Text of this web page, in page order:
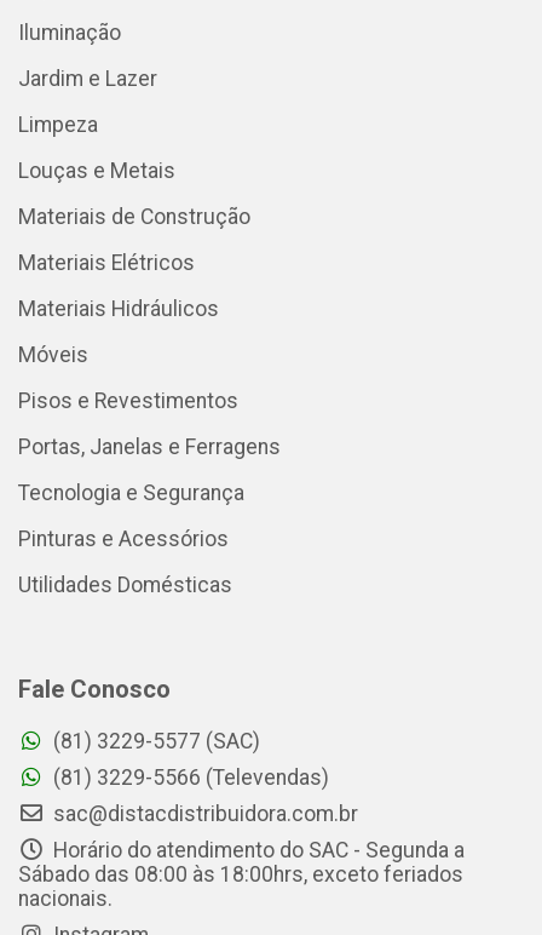
Iluminação
Jardim e Lazer
Limpeza
Louças e Metais
Materiais de Construção
Materiais Elétricos
Materiais Hidráulicos
Móveis
Pisos e Revestimentos
Portas, Janelas e Ferragens
Tecnologia e Segurança
Pinturas e Acessórios
Utilidades Domésticas
Fale Conosco
(81) 3229-5577 (SAC)
(81) 3229-5566 (Televendas)
sac@distacdistribuidora.com.br
Horário do atendimento do SAC - Segunda a
Sábado das 08:00 às 18:00hrs, exceto feriados
nacionais.